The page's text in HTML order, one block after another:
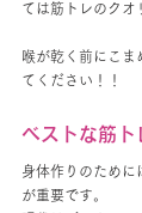
ては筋トレのクオ
喉が乾く前にこま
てください！！
ベストな筋ト
身体作りのために
が重要です。